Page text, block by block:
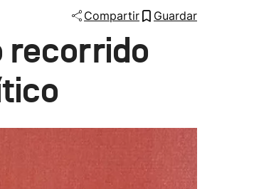
Compartir Guardar
recorrido